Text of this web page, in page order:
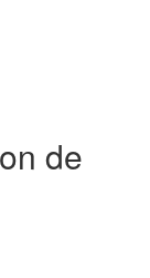
de